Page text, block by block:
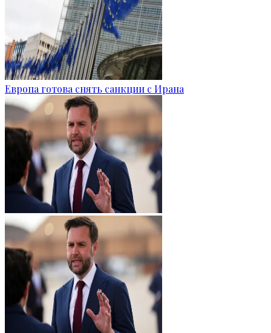
Европа готова снять санкции с Ирана